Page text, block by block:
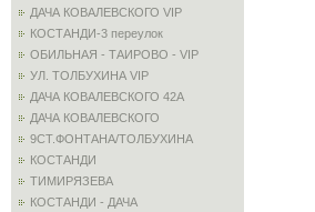
ДАЧА КОВАЛЕВСКОГО VIP
КОСТАНДИ-3 переулок
ОБИЛЬНАЯ - ТАИРОВО - VIP
УЛ. ТОЛБУХИНА VIP
ДАЧА КОВАЛЕВСКОГО 42А
ДАЧА КОВАЛЕВСКОГО
9СТ.ФОНТАНА/ТОЛБУХИНА
КОСТАНДИ
ТИМИРЯЗЕВА
КОСТАНДИ - ДАЧА